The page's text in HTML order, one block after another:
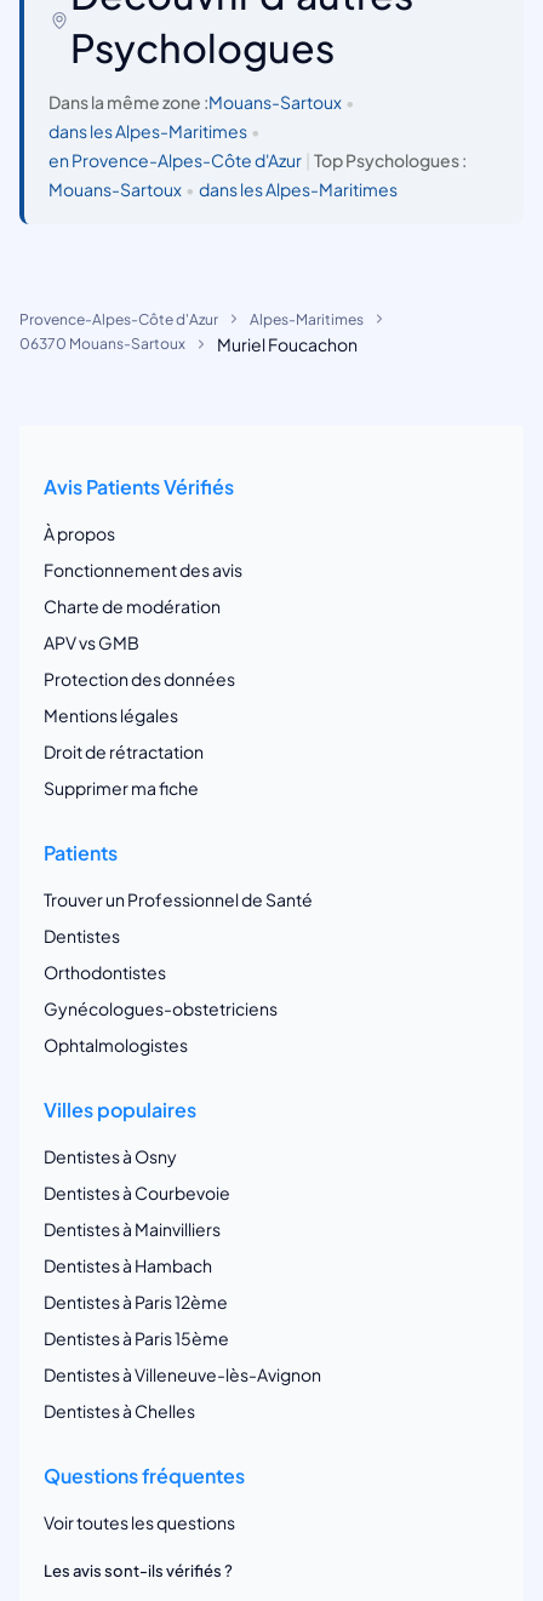
Psychologues
Dans la même zone :Mouans-Sartoux •
dans les Alpes-Maritimes •
en Provence-Alpes-Côte d'Azur
Top Psychologues :
Mouans-Sartoux • dans les Alpes-Maritimes
Provence-Alpes-Côte d'Azur
Alpes-Maritimes
06370 Mouans-Sartoux
Muriel Foucachon
Avis Patients Vérifiés
À propos
Fonctionnement des avis
Charte de modération
APV vs GMB
Protection des données
Mentions légales
Droit de rétractation
Supprimer ma fiche
Patients
Trouver un Professionnel de Santé
Dentistes
Orthodontistes
Gynécologues-obstetriciens
Ophtalmologistes
Villes populaires
Dentistes à Osny
Dentistes à Courbevoie
Dentistes à Mainvilliers
Dentistes à Hambach
Dentistes à Paris 12ème
Dentistes à Paris 15ème
Dentistes à Villeneuve-lès-Avignon
Dentistes à Chelles
Questions fréquentes
Voir toutes les questions
Les avis sont-ils vérifiés ?